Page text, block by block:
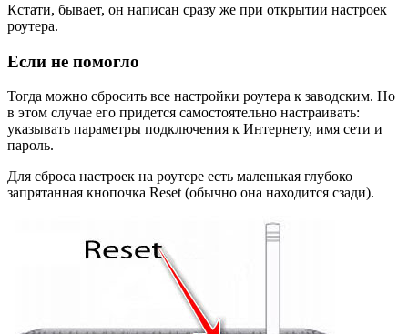
Кстати, бывает, он написан сразу же при открытии настроек
роутера.
Если не помогло
Тогда можно сбросить все настройки роутера к заводским. Но
в этом случае его придется самостоятельно настраивать:
указывать параметры подключения к Интернету, имя сети и
пароль.
Для сброса настроек на роутере есть маленькая глубоко
запрятанная кнопочка Reset (обычно она находится сзади).